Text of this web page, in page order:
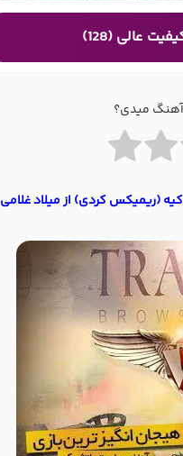
عالی (128)
آهنگ میدی؟
(ریمیکس کردی) از میلاد غلامی